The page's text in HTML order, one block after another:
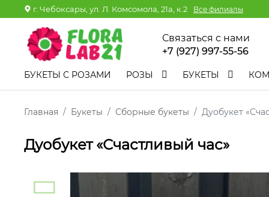
г. Чебоксары, ул. Л. Комсомола, 21а, к.2 Все филиалы
Связаться с нами
+7 (927) 997-55-56
БУКЕТЫ С РОЗАМИ РОЗЫ БУКЕТЫ
Главная Букеты Сборные букеты Дуобукет
Дуобукет «Счастливый час»